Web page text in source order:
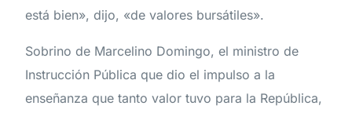
está bien», dijo, «de valores bursátiles».
Sobrino de Marcelino Domingo, el ministro de
Instrucción Pública que dio el impulso a la
enseñanza que tanto valor tuvo para la República,